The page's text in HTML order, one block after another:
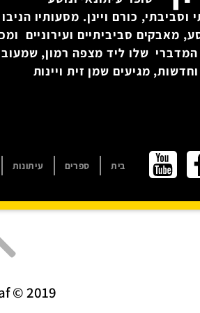
כורם ויינן. מסעותיו הניבו
מאבקים סביביתיים ועירוניים
המדברי שלו ליד מצפה רמון,
מגיעים שמן זית ויינות
בית ספרים עיתונות
© 2019